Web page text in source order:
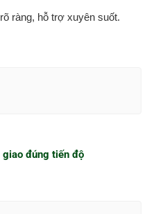
rõ ràng, hỗ trợ xuyên suốt.
giao đúng tiến độ